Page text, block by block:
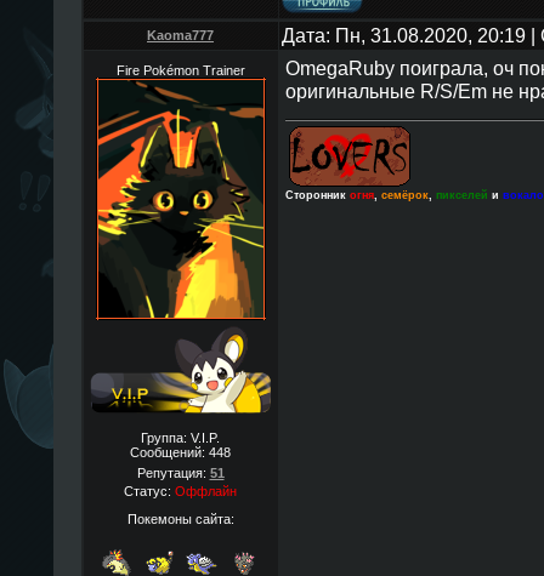
Kaoma777 Дата: Пн, 31.08.2020, 20:19
Fire Pokémon Trainer
Группа: V.I.P.
Сообщений: 448
Репутация: 51
Статус: Оффлайн
Покемоны сайта:
OmegaRuby поиграла, оч
оригинальные R/S/Em не
Сторонник огня, семёрок, пикселей и